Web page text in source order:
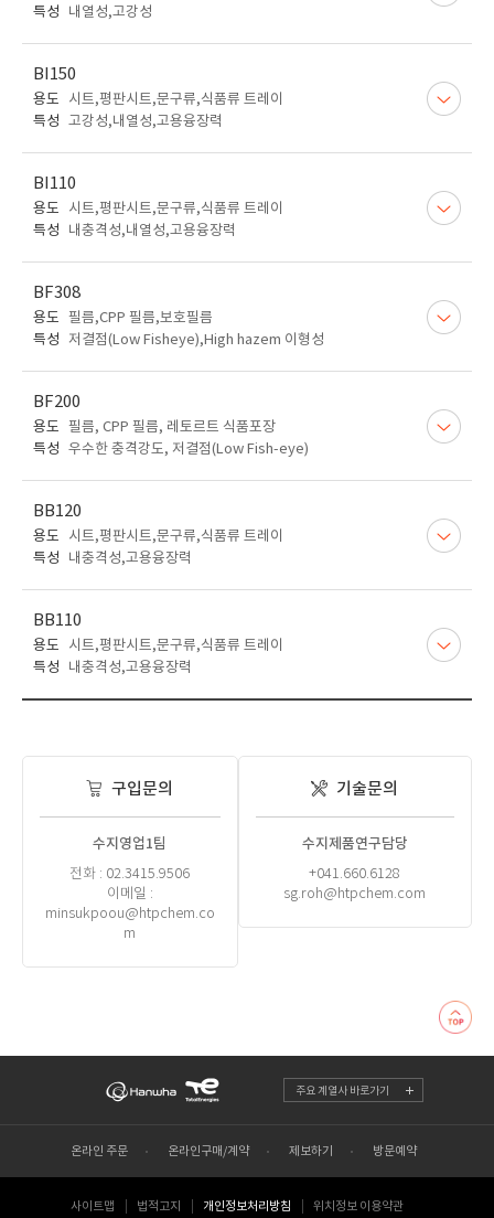
특성
내열성,고강성
BI150
용도
시트,평판시트,문구류,식품류 트레이
특성 고강성,내열성,고용융장력
BI110
용도
시트,평판시트,문구류,식품류 트레이
특성
내충격성,내열성,고용융장력
BF308
용도 필름,CPP 필름,보호필름
특성
저결점(Low Fisheye),High hazem 이형성
BF200
용도 필름, CPP 필름, 레토르트 식품포장
특성 우수한 충격강도, 저결점(Low Fish-eye)
BB120
용도
시트,평판시트,문구류,식품류 트레이
특성
내충격성,고용융장력
BB110
용도
시트,평판시트,문구류,식품류 트레이
특성
내충격성,고용융장력
구입문의
수지영업1팀
전화 : 02.3415.9506
이메일 :
minsukpoou@htpchem.co
m
기술문의
수지제품연구담당
+041.660.6128
sg.roh@htpchem.com
주요 계열사 바로가기
온라인 주문 온라인구매/계약 제보하기 방문예약
사이트맵 법적고지 개인정보처리방침 위치정보 이용약관